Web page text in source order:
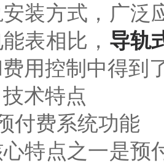
装方式，广泛
表相比， 导轨
用控制中得到
术特点
费系统功能
点之一是预付